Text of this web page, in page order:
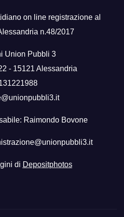
on line registrazione al
n.48/2017
Union Pubbli 3
- 15121 Alessandria
Raimondo Bovone
di Depositphotos